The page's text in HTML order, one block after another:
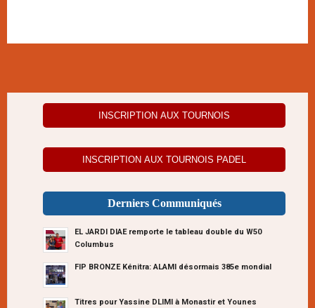
INSCRIPTION AUX TOURNOIS
INSCRIPTION AUX TOURNOIS PADEL
Derniers Communiqués
EL JARDI DIAE remporte le tableau double du W50
Columbus
FIP BRONZE Kénitra: ALAMI désormais 385e mondial
Titres pour Yassine DLIMI à Monastir et Younes